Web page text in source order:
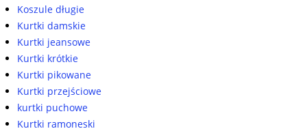
Koszule długie
Kurtki damskie
Kurtki jeansowe
Kurtki krótkie
Kurtki pikowane
Kurtki przejściowe
kurtki puchowe
Kurtki ramoneski